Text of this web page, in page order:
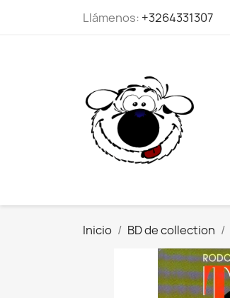
Llámenos: +3264331307
Inicio BD de collection